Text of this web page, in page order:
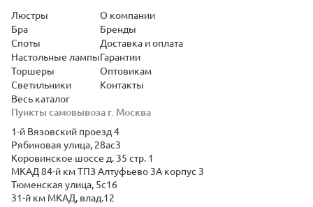
Пункты самовывоза г. Москва
1-й Вязовский проезд 4
Рябиновая улица, 28ас3
Коровинское шоссе д. 35 стр. 1
МКАД 84-й км ТПЗ Алтуфьево 3А корпус 3
Тюменская улица, 5с16
31-й км МКАД, влад.12
Люстры
Бра
Споты
Настольные лампы
Торшеры
Светильники
Весь каталог
О компании
Бренды
Доставка и оплата
Гарантии
Оптовикам
Контакты